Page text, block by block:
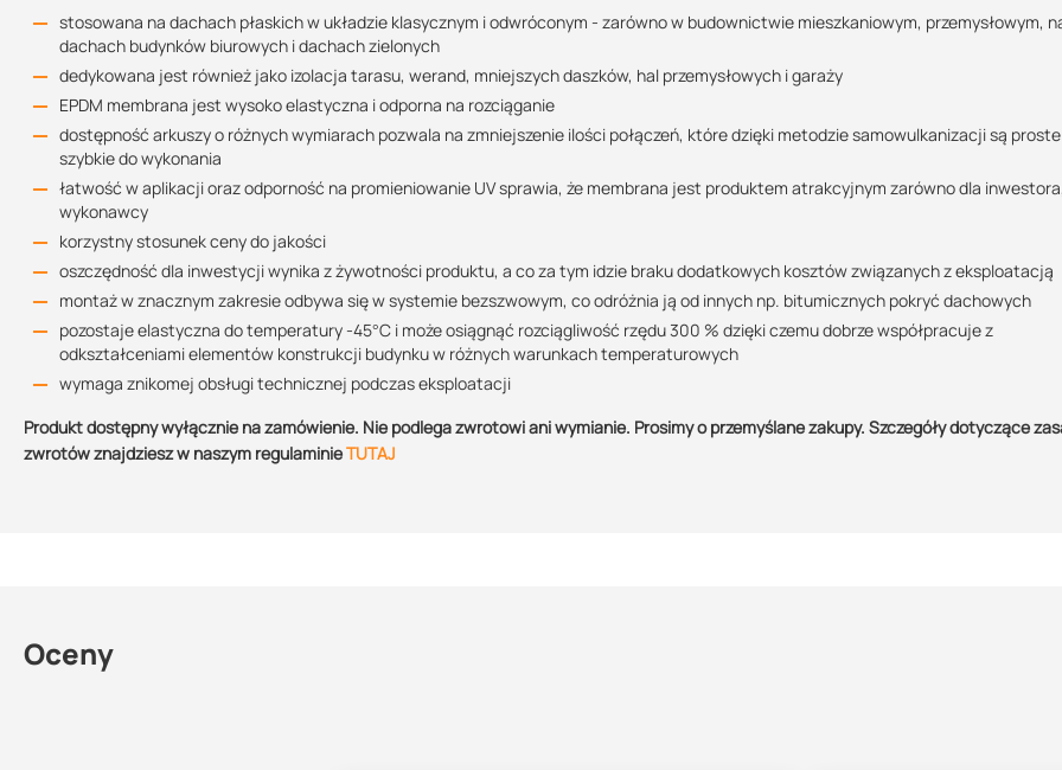
stosowana na dachach płaskich w układzie klasycznym i odwróconym - zarówno w budownictwie mieszkaniowym, przemysłowym,
dachach budynków biurowych i dachach zielonych
dedykowana jest również jako izolacja tarasu, werand, mniejszych daszków, hal przemysłowych i garaży
EPDM membrana jest wysoko elastyczna i odporna na rozciąganie
dostępność arkuszy o różnych wymiarach pozwala na zmniejszenie ilości połączeń, które dzięki metodzie samowulkanizacji są
szybkie do wykonania
łatwość w aplikacji oraz odporność na promieniowanie UV sprawia, że membrana jest produktem atrakcyjnym zarówno dla
wykonawcy
korzystny stosunek ceny do jakości
oszczędność dla inwestycji wynika z żywotności produktu, a co za tym idzie braku dodatkowych kosztów związanych z eksploatacją
montaż w znacznym zakresie odbywa się w systemie bezszwowym, co odróżnia ją od innych np. bitumicznych pokryć dachowych
pozostaje elastyczna do temperatury -45°C i może osiągnąć rozciągliwość rzędu 300 % dzięki czemu dobrze współpracuje z
odkształceniami elementów konstrukcji budynku w różnych warunkach temperaturowych
wymaga znikomej obsługi technicznej podczas eksploatacji
Produkt dostępny wyłącznie na zamówienie. Nie podlega zwrotowi ani wymianie. Prosimy o przemyślane zakupy. Szczegóły dotyczące
zwrotów znajdziesz w naszym regulaminieTUTAJ
Oceny